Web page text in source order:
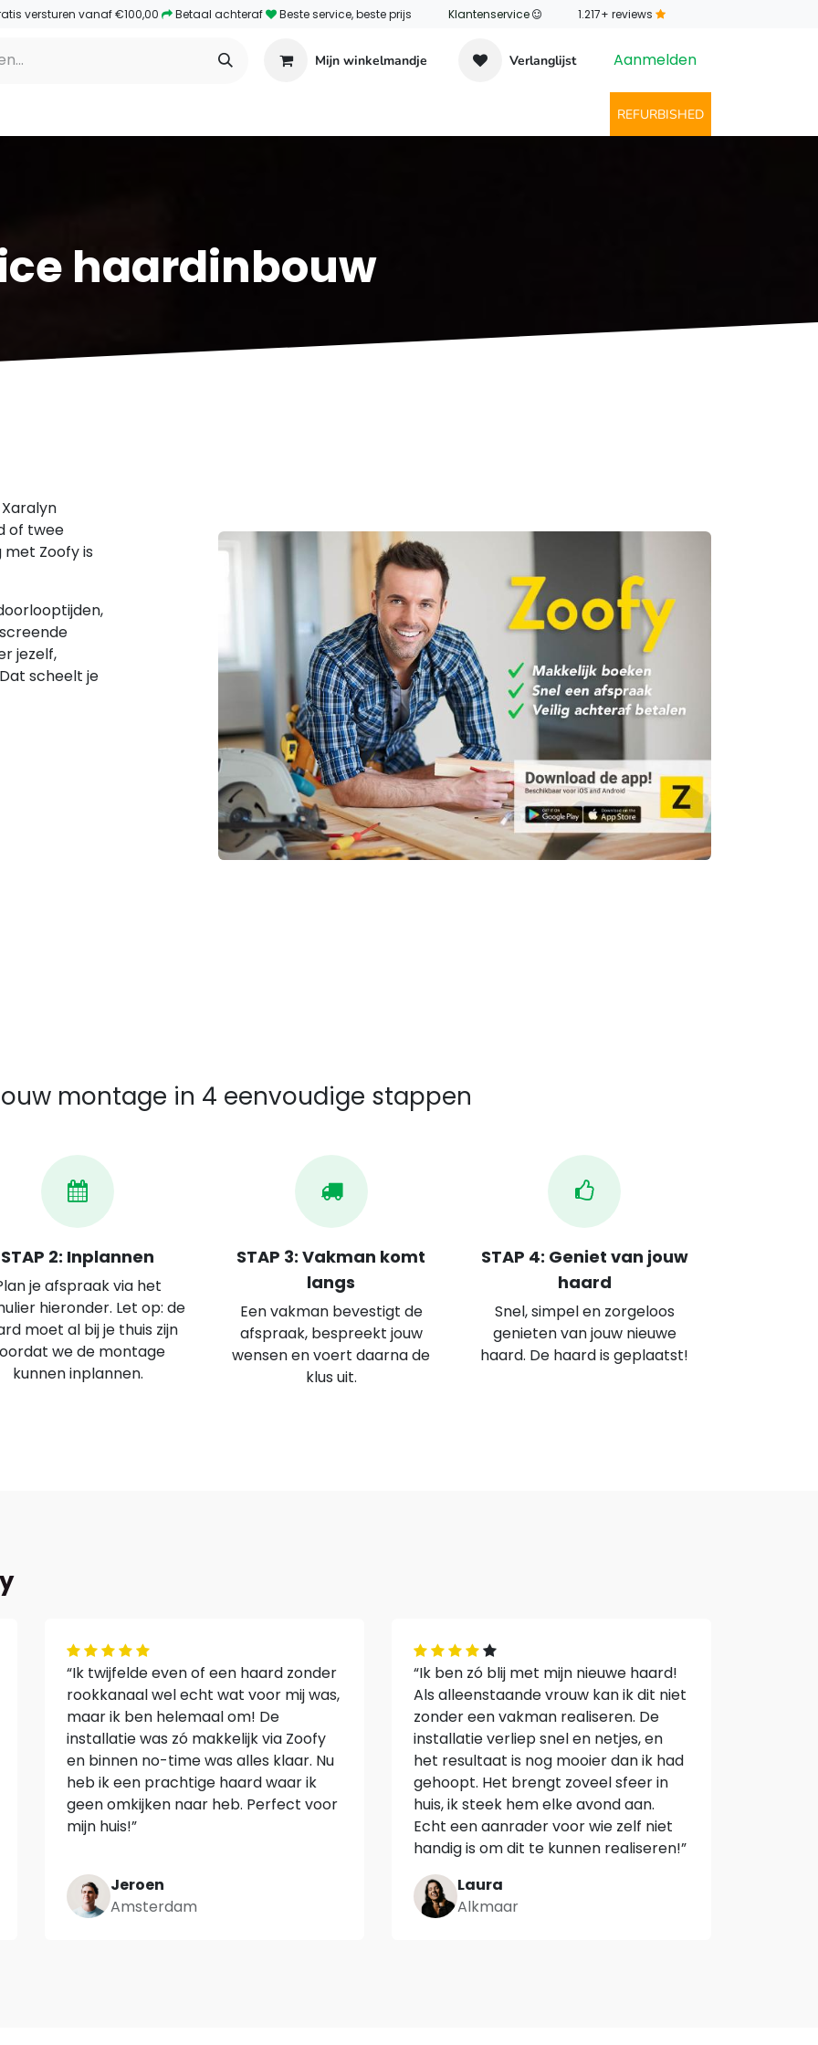
versturen vanaf €100,00 ​Betaal achteraf ​Beste service, beste prijs Klantenservice ​1.217+ reviews
Mijn winkelmandje Verlanglijst Aanmelden
REFURBISHED
haardinbouw
of twee
Zoofy is
jezelf,
scheelt je
montage in 4 eenvoudige stappen
STAP 2: Inplannen
je afspraak via het
hieronder. Let op: de
moet al bij je thuis zijn
we de montage
kunnen inplannen.
STAP 3: Vakman komt
langs
Een vakman bevestigt de
afspraak, bespreekt jouw
wensen en voert daarna de
klus uit.
STAP 4: Geniet van jouw
haard
Snel, simpel en zorgeloos
genieten van jouw nieuwe
haard. De haard is geplaatst!
“Ik twijfelde even of een haard zonder
rookkanaal wel echt wat voor mij was,
maar ik ben helemaal om! De
installatie was zó makkelijk via Zoofy
en binnen no-time was alles klaar. Nu
heb ik een prachtige haard waar ik
geen omkijken naar heb. Perfect voor
mijn huis!”
Jeroen
Amsterdam
“Ik ben zó blij met mijn nieuwe haard!
Als alleenstaande vrouw kan ik dit niet
zonder een vakman realiseren. De
installatie verliep snel en netjes, en
het resultaat is nog mooier dan ik had
gehoopt. Het brengt zoveel sfeer in
huis, ik steek hem elke avond aan.
Echt een aanrader voor wie zelf niet
handig is om dit te kunnen realiseren!”
Laura
Alkmaar